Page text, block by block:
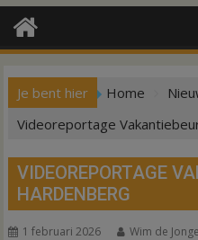
Je bent hier Home
Videoreportage
VIDEOREPORTAGE
HARDENBERG
1 februari 2026 Wim de Jonge